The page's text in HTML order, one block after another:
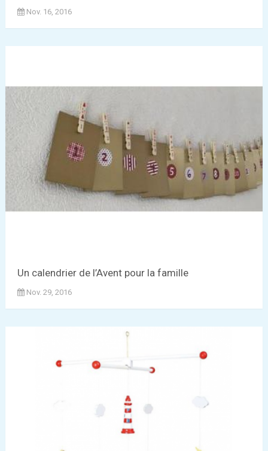
Nov. 16, 2016
Un calendrier de l’Avent pour la famille
Nov. 29, 2016